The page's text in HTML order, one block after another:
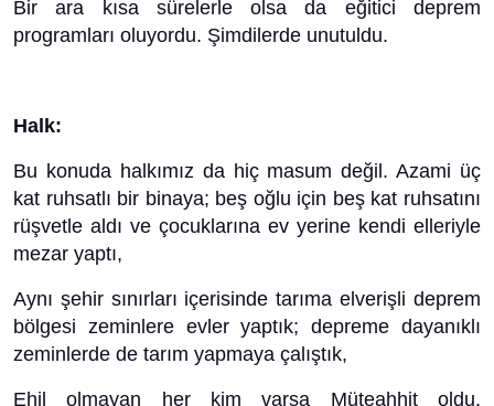
Bir ara kısa sürelerle olsa da eğitici deprem
programları oluyordu. Şimdilerde unutuldu.
Halk:
Bu konuda halkımız da hiç masum değil. Azami üç
kat ruhsatlı bir binaya; beş oğlu için beş kat ruhsatını
rüşvetle aldı ve çocuklarına ev yerine kendi elleriyle
mezar yaptı,
Aynı şehir sınırları içerisinde tarıma elverişli deprem
bölgesi zeminlere evler yaptık; depreme dayanıklı
zeminlerde de tarım yapmaya çalıştık,
Ehil olmayan her kim varsa Müteahhit oldu,